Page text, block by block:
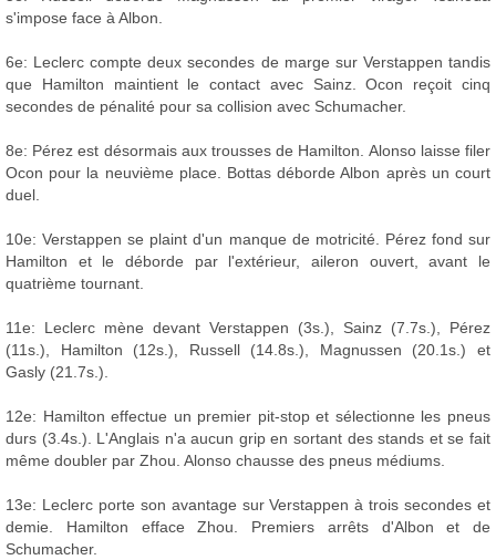
s'impose face à Albon.
6e: Leclerc compte deux secondes de marge sur Verstappen tandis
que Hamilton maintient le contact avec Sainz. Ocon reçoit cinq
secondes de pénalité pour sa collision avec Schumacher.
8e: Pérez est désormais aux trousses de Hamilton. Alonso laisse filer
Ocon pour la neuvième place. Bottas déborde Albon après un court
duel.
10e: Verstappen se plaint d'un manque de motricité. Pérez fond sur
Hamilton et le déborde par l'extérieur, aileron ouvert, avant le
quatrième tournant.
11e: Leclerc mène devant Verstappen (3s.), Sainz (7.7s.), Pérez
(11s.), Hamilton (12s.), Russell (14.8s.), Magnussen (20.1s.) et
Gasly (21.7s.).
12e: Hamilton effectue un premier pit-stop et sélectionne les pneus
durs (3.4s.). L'Anglais n'a aucun grip en sortant des stands et se fait
même doubler par Zhou. Alonso chausse des pneus médiums.
13e: Leclerc porte son avantage sur Verstappen à trois secondes et
demie. Hamilton efface Zhou. Premiers arrêts d'Albon et de
Schumacher.